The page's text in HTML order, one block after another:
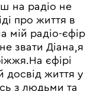
на радіо не
про життя в
мій радіо-єфір
звати Діана,я
єфірі
досвід життя у
з людьми та